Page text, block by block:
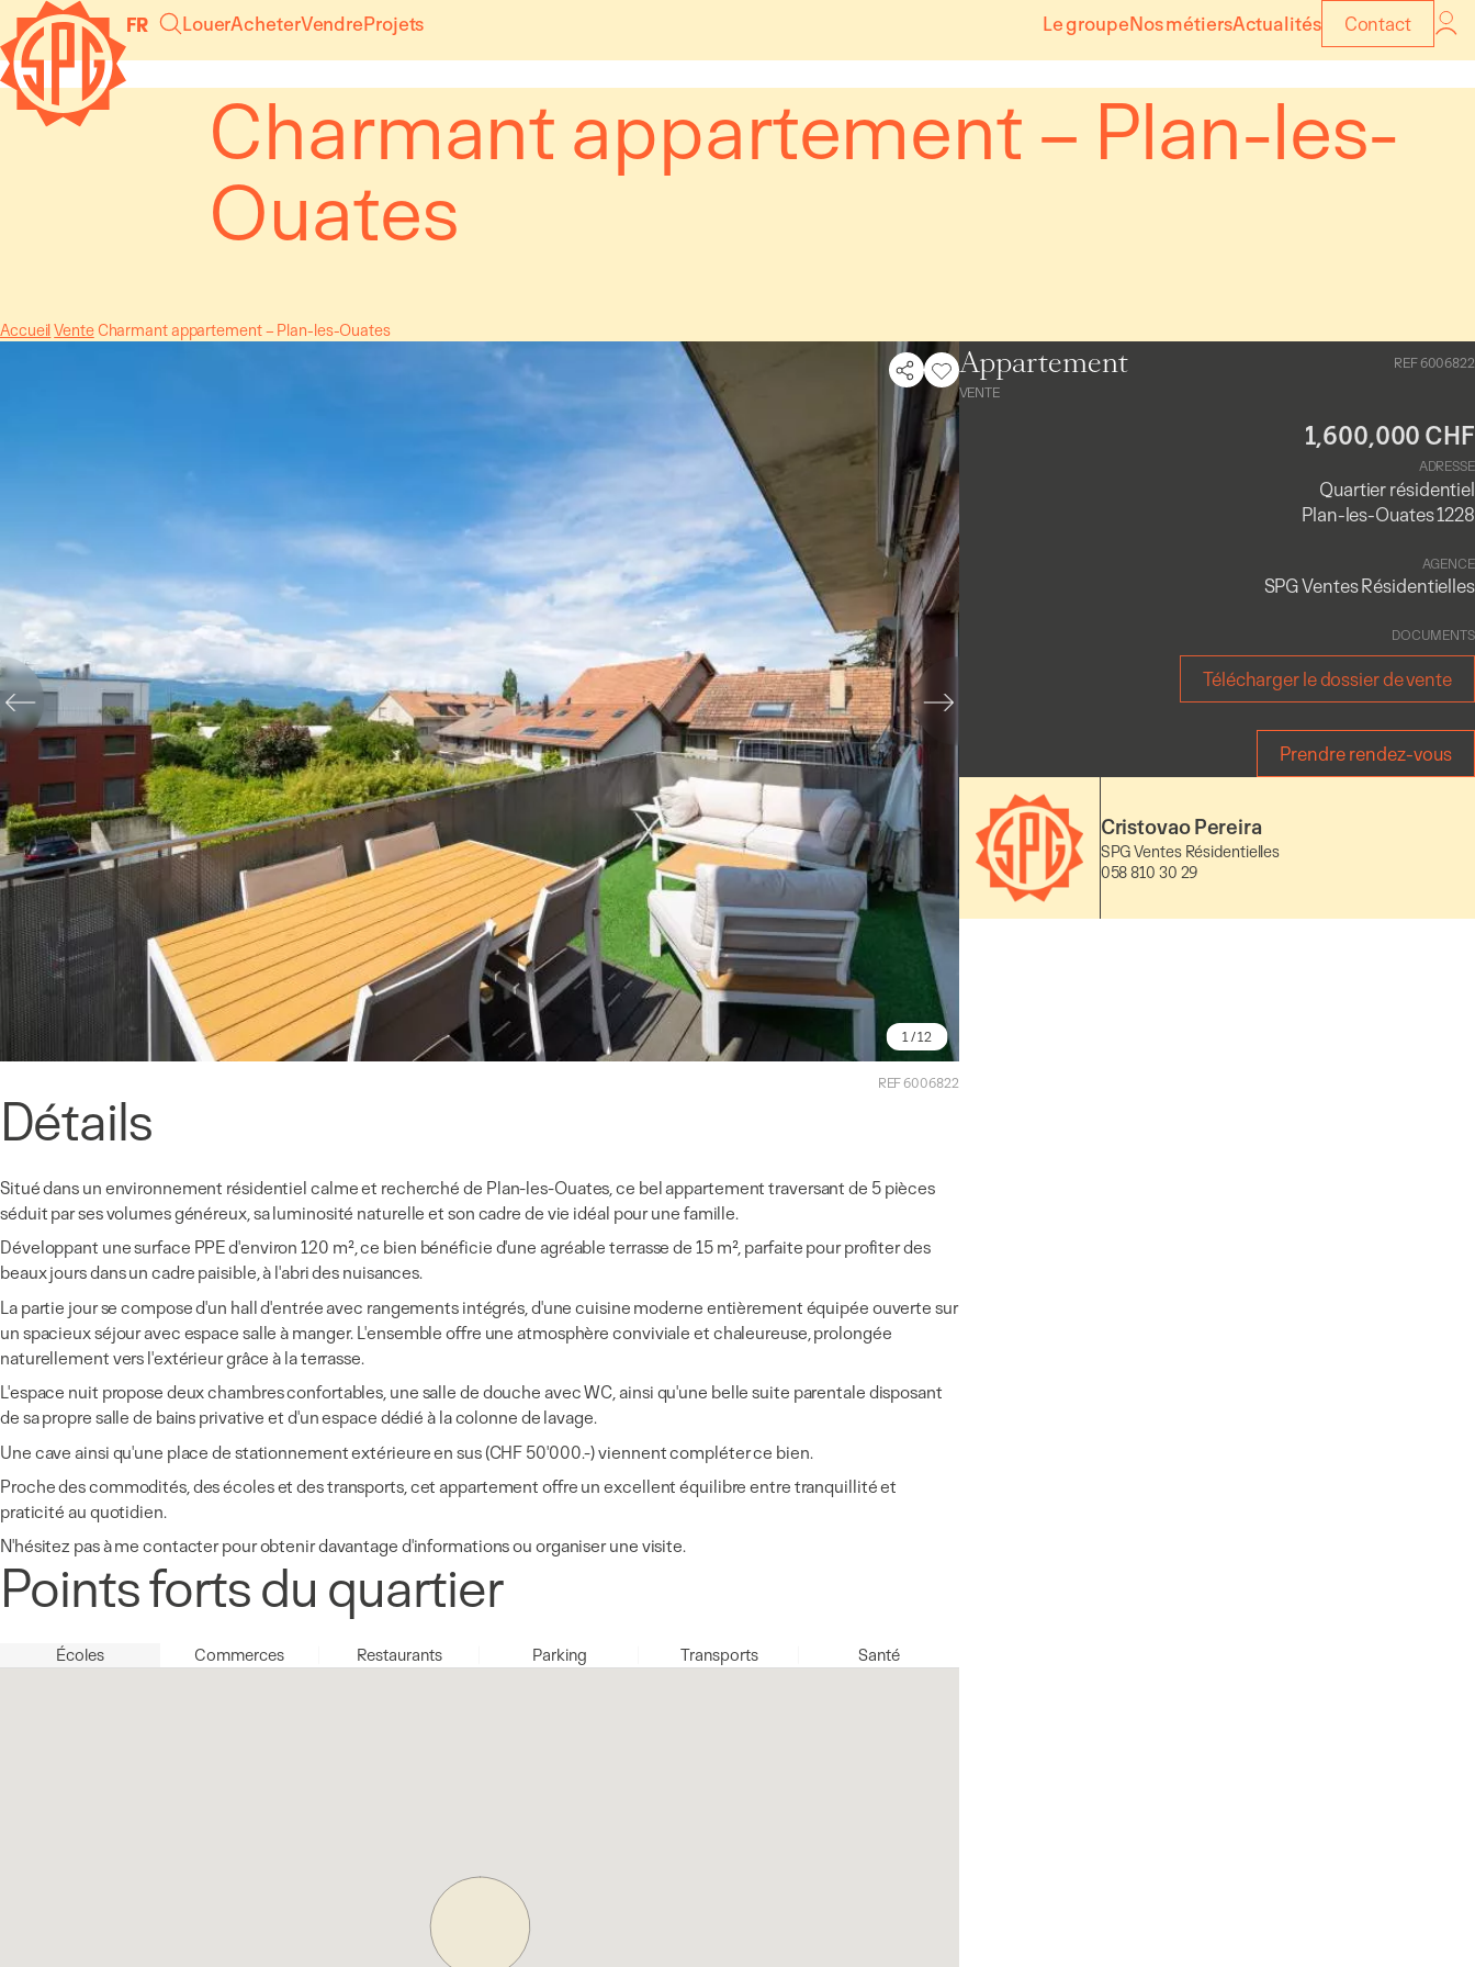
Panneau de gestion des cookies
FR LouerAcheterVendreProjets Le groupeNos métiersActualités Contact
Charmant appartement – Plan-les-
Ouates
AccueilVente Charmant appartement – Plan-les-Ouates
1 / 12
REF 6006822
Détails
Situé dans un environnement résidentiel calme et recherché de Plan-les-Ouates , ce bel appartement traversant de 5 pièces
séduit par ses volumes généreux, sa luminosité naturelle et son cadre de vie idéal pour une famille.
Développant une surface PPE d'environ 120 m², ce bien bénéficie d'une agréable terrasse de 15 m², parfaite pour profiter des
beaux jours dans un cadre paisible, à l'abri des nuisances.
La partie jour se compose d'un hall d'entrée avec rangements intégrés, d'une cuisine moderne entièrement équipée ouverte sur
un spacieux séjour avec espace salle à manger. L'ensemble offre une atmosphère conviviale et chaleureuse, prolongée
naturellement vers l'extérieur grâce à la terrasse.
L'espace nuit propose deux chambres confortables, une salle de douche avec WC, ainsi qu'une belle suite parentale disposant
de sa propre salle de bains privative et d'un espace dédié à la colonne de lavage.
Une cave ainsi qu'une place de stationnement extérieure en sus (CHF 50'000.-) viennent compléter ce bien.
Proche des commodités, des écoles et des transports, cet appartement offre un excellent équilibre entre tranquillité et
praticité au quotidien.
N'hésitez pas à me contacter pour obtenir davantage d'informations ou organiser une visite.
Points forts du quartier
Écoles Commerces Restaurants Parking Transports Santé
Appartement
VENTE
REF 6006822
1,600,000 CHF
ADRESSE
Quartier résidentiel
Plan-les-Ouates 1228
AGENCE
SPG Ventes Résidentielles
DOCUMENTS
Télécharger le dossier de vente
Prendre rendez-vous
Cristovao Pereira
SPG Ventes Résidentielles
058 810 30 29